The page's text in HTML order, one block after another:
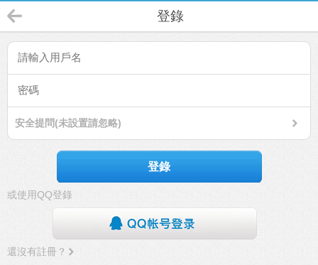
登錄
安全提問(未設置請忽略)
登錄
或使用QQ登錄
還沒有註冊？